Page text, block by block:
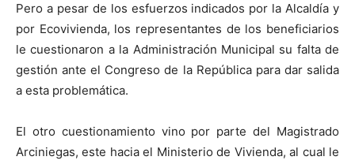
Pero a pesar de los esfuerzos indicados por la Alcaldía y
por Ecovivienda, los representantes de los beneficiarios
le cuestionaron a la Administración Municipal su falta de
gestión ante el Congreso de la República para dar salida
a esta problemática.
El otro cuestionamiento vino por parte del Magistrado
Arciniegas, este hacia el Ministerio de Vivienda, al cual le